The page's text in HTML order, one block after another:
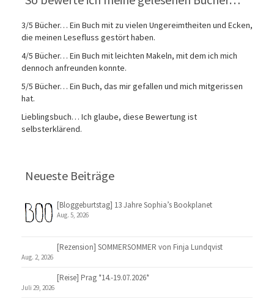
3/5 Bücher… Ein Buch mit zu vielen Ungereimtheiten und Ecken,
die meinen Lesefluss gestört haben.
4/5 Bücher… Ein Buch mit leichten Makeln, mit dem ich mich
dennoch anfreunden konnte.
5/5 Bücher… Ein Buch, das mir gefallen und mich mitgerissen
hat.
Lieblingsbuch… Ich glaube, diese Bewertung ist
selbsterklärend.
Neueste Beiträge
[Bloggeburtstag] 13 Jahre Sophia’s Bookplanet
Aug. 5, 2026
[Rezension] SOMMERSOMMER von Finja Lundqvist
Aug. 2, 2026
[Reise] Prag *14.-19.07.2026*
Juli 29, 2026